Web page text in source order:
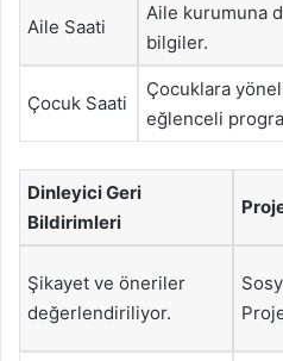
Aile Saati
Aile kurumuna
bilgiler.
Çocuk Saati
Çocuklara
eğlenceli
Dinleyici Geri
Bildirimleri
Şikayet ve öneriler
değerlendiriliyor.